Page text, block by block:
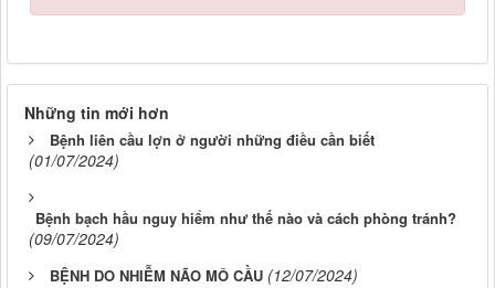
Những tin mới hơn
Bệnh liên cầu lợn ở người những điều cần biết
(01/07/2024)
Bệnh bạch hầu nguy hiểm như thế nào và cách phòng tránh?
(09/07/2024)
BỆNH DO NHIỄM NÃO MÔ CẦU (12/07/2024)